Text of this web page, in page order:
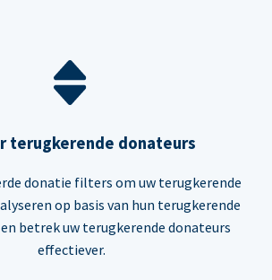
terugkerende donateurs
donatie filters om uw terugkerende
op basis van hun terugkerende
betrek uw terugkerende donateurs
effectiever.